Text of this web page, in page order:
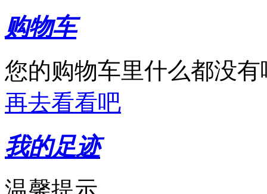
购物车
您的购物车里什么都没有
再去看看吧
我的足迹